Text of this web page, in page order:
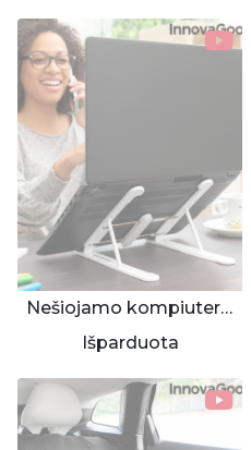
Nešiojamo kompiuterio stovas
Išparduota